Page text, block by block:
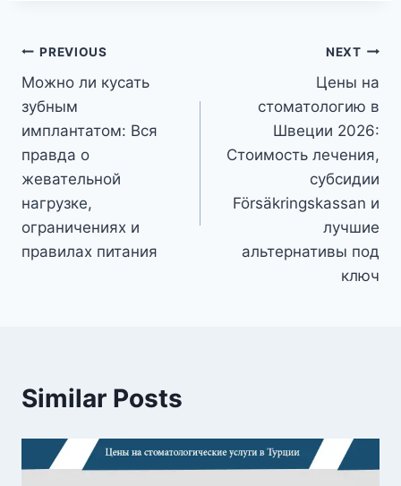
Post
navigation
PREVIOUS
Можно ли кусать
зубным
имплантатом: Вся
правда о
жевательной
нагрузке,
ограничениях и
правилах питания
NEXT
Цены на
стоматологию в
Швеции 2026:
Стоимость лечения,
субсидии
Försäkringskassan и
лучшие
альтернативы под
ключ
Similar Posts